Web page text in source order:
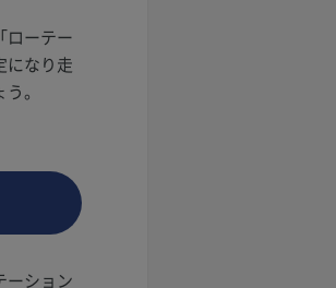
ローテー
になり走
。
ーション